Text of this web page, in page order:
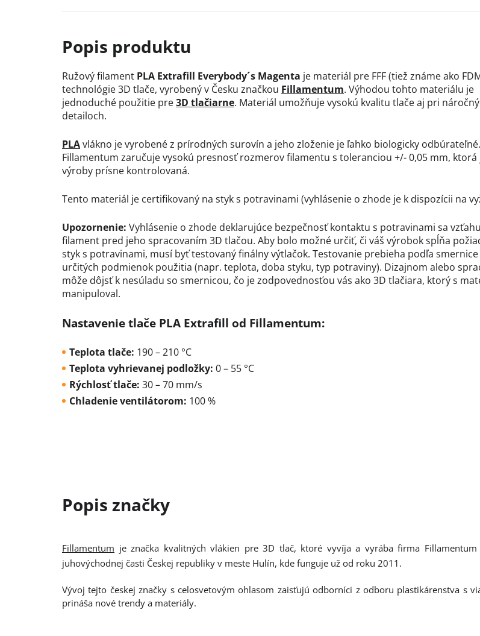
Ružový filament PLA Extrafill Everybody´s Magenta je materiál pre FFF (tiež známe ako
technológie 3D tlače, vyrobený v Česku značkou Fillamentum. Výhodou tohto materiálu je
jednoduché použitie pre3D tlačiarne. Materiál umožňuje vysokú kvalitu tlače aj pri
detailoch.
PLAvlákno je vyrobené z prírodných surovín a jeho zloženie je ľahko biologicky odbúrateľné.
Fillamentum zaručuje vysokú presnosť rozmerov filamentu s toleranciou +/- 0,05 mm, ktorá
výroby prísne kontrolovaná.
Tento materiál je certifikovaný na styk s potravinami (vyhlásenie o zhode je k dispozícii na
Upozornenie: Vyhlásenie o zhode deklarujúce bezpečnosť kontaktu s potravinami sa
filament pred jeho spracovaním 3D tlačou. Aby bolo možné určiť, či váš výrobok spĺňa
styk s potravinami, musí byť testovaný finálny výtlačok. Testovanie prebieha podľa smernice
určitých podmienok použitia (napr. teplota, doba styku, typ potraviny). Dizajnom alebo
môže dôjsť k nesúladu so smernicou, čo je zodpovednosťou vás ako 3D tlačiara, ktorý s
manipuloval.
Nastavenie tlače PLA Extrafill od Fillamentum:
Teplota tlače: 190 – 210 °C
Teplota vyhrievanej podložky: 0 – 55 °C
Rýchlosť tlače: 30 – 70 mm/s
Chladenie ventilátorom: 100 %
Fillamentum je značka kvalitných vlákien pre 3D tlač, ktoré vyvíja a vyrába firma
juhovýchodnej časti Českej republiky v meste Hulín, kde funguje už od roku 2011.
Vývoj tejto českej značky s celosvetovým ohlasom zaisťujú odborníci z odboru plastikárenstva s
prináša nové trendy a materiály.